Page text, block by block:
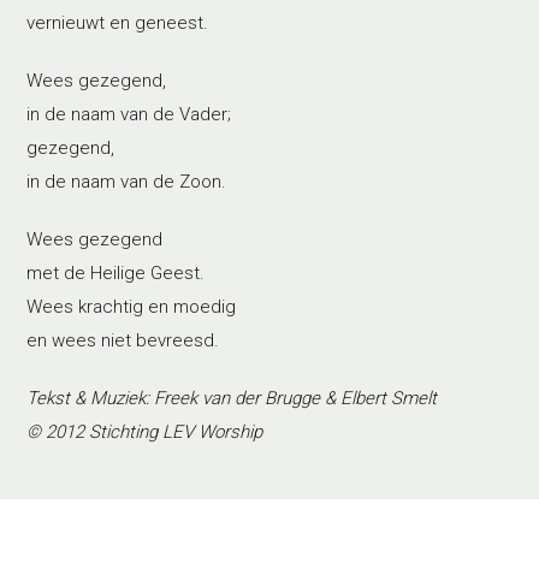
vernieuwt en geneest.
Wees gezegend,
in de naam van de Vader;
gezegend,
in de naam van de Zoon.
Wees gezegend
met de Heilige Geest.
Wees krachtig en moedig
en wees niet bevreesd.
Tekst & Muziek: Freek van der Brugge & Elbert Smelt
© 2012 Stichting LEV Worship